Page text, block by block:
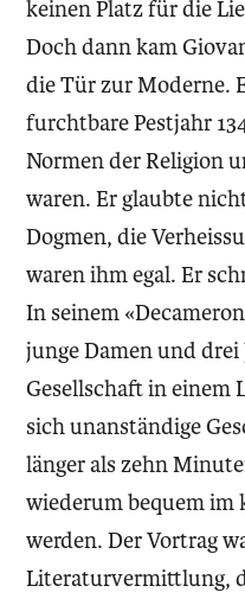
keinen Platz für die
Doch dann kam
die Tür zur Moderne.
furchtbare Pestjahr
Normen der Religion
waren. Er glaubte
Dogmen, die
waren ihm egal. Er
In seinem
junge Damen und
Gesellschaft in einem
sich unanständige
länger als zehn
wiederum bequem im
werden. Der Vortrag
Literaturvermittlung,